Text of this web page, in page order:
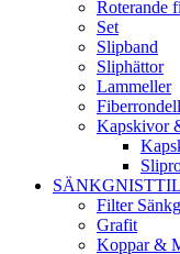
Roterande
Set
Slipband
Sliphättor
Lammeller
Kapskivor
Filter
Grafit
Koppar &